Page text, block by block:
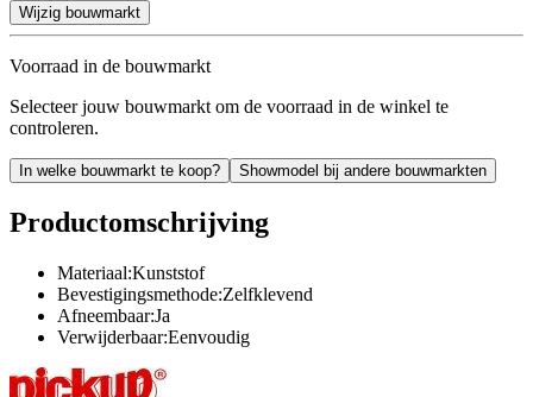
Wijzig bouwmarkt
Voorraad in de bouwmarkt
Selecteer jouw bouwmarkt om de voorraad in de winkel te
controleren.
In welke bouwmarkt te koop? Showmodel bij andere bouwmarkten
Productomschrijving
Materiaal:Kunststof
Bevestigingsmethode:Zelfklevend
Afneembaar:Ja
Verwijderbaar:Eenvoudig